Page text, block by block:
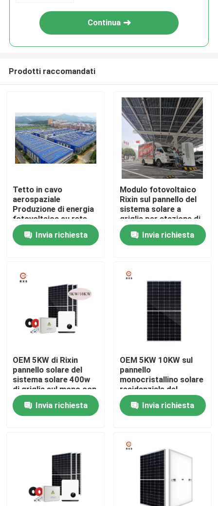
Casa
Circa noi
Giro della fabbrica
Contattici
Richieda una citazione
Pannelli solari di alto potere
Pannelli solari di BIPV
Continua
Prodotti raccomandati
Tetto in cavo
aerospaziale
Produzione di energia
fotovoltaica su rete
Sistema solare 2MW
Invia richiesta
Modulo fotovoltaico
Rixin sul pannello del
sistema solare a
griglia per stazione di
ricarica elettrica
Invia richiesta
OEM 5KW di Rixin
pannello solare del
sistema solare 400w
di griglia sul mono con
l'invertitore solare
Invia richiesta
OEM 5KW 10KW sul
pannello
monocristallino solare
residenziale del
sistema solare di
grigliaInvia richiesta